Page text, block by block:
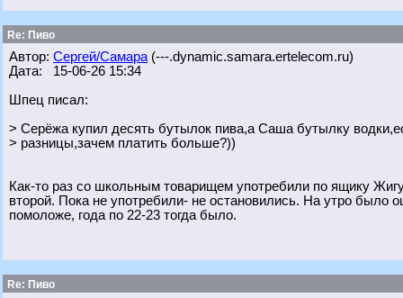
Re: Пиво
Автор: Сергей/Самара (---.dynamic.samara.ertelecom.ru)
Дата: 15-06-26 15:34
Шпец писал:
> Серёжа купил десять бутылок пива,а Саша бутылку
> разницы,зачем платить больше?))
Как-то раз со школьным товарищем употребили по ящику
второй. Пока не употребили- не остановились. На утро
помоложе, года по 22-23 тогда было.
Re: Пиво